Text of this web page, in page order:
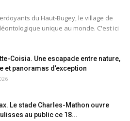
du Haut-Bugey, le village de
unique au monde. C'est ici
Coisia. Une escapade entre nature,
et panoramas d’exception
Le stade Charles-Mathon ouvre
au public ce 18...